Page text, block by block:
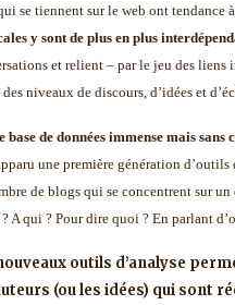
se tiennent sur le web ont tendance
y sont de plus en plus
et relient – par le jeu des liens
niveaux de discours, d’idées et
base de données immense mais
une première génération d’outils
de blogs qui se concentrent sur
A qui ? Pour dire quoi ? En parlant
outils d’analyse
(ou les idées) qui sont